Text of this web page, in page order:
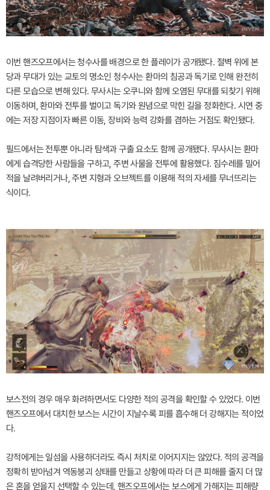
이번 핸즈오프에서는 청수사를 배경으로 한 플레이가 공개됐다. 절벽 위에 본
당과 무대가 있는 교토의 명소인 청수사는 환마의 침공과 독기로 인해 완전히
다른 모습으로 변해 있다. 무사시는 오쿠니와 함께 오염된 무대를 되찾기 위해
이동하며, 환마와 전투를 벌이고 독기와 원념으로 막힌 길을 정화한다. 시연 중
에는 저장 지점이자 빠른 이동, 장비와 능력 강화를 겸하는 거점도 확인됐다.
필드에서는 전투뿐 아니라 탐색과 구출 요소도 함께 공개됐다. 무사시는 환마
에게 습격당한 사람들을 구하고, 주변 사물을 전투에 활용했다. 짐수레를 밀어
적을 날려버리거나, 주변 지형과 오브젝트를 이용해 적의 자세를 무너뜨리는
식이다.
보스전의 경우 매우 화려하면서도 다양한 적의 공격을 확인할 수 있었다. 이번
핸즈오프에서 대치한 보스는 시간이 지날수록 피를 흡수해 더 강해지는 적이었
다.
강적에게는 일섬을 사용하더라도 즉시 처치로 이어지지는 않았다. 적의 공격을
정확히 받아넘겨 역동붕괴 상태를 만들고 상황에 따라 더 큰 피해를 줄지 더 많
은 혼을 얻을지 선택할 수 있는데, 핸즈오프에서는 보스에게 가해지는 피해량